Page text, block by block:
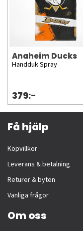
Anaheim Ducks
Handduk Spray
379:-
Få hjälp
Köpvillkor
Leverans & betalning
Returer & byten
Vanliga frågor
Om oss